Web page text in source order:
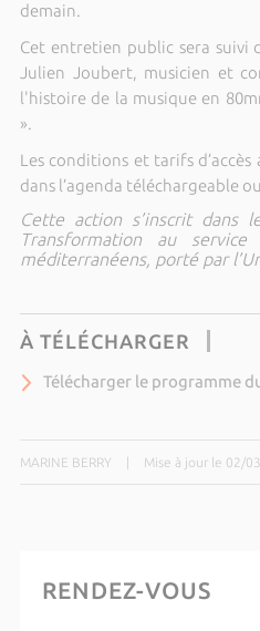
demain.
Cet entretien public sera suivi
Julien Joubert, musicien et
l'histoire de la musique en
».
Les conditions et tarifs
dans l’agenda téléchargeable
Cette action s’inscrit dans
Transformation au
méditerranéens, porté par
À TÉLÉCHARGER
Télécharger le programme
MARINE BERRY Mise à jour le 02/
RENDEZ-VOUS